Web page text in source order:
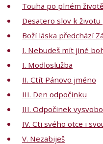
Touha po plném životě
Desatero slov k
Boží láska předchází
I. Nebudeš mít jiné
I. Modloslužba
II. Ctít Pánovo jméno
III. Den odpočinku
III. Odpočinek
IV. Cti svého otce i
V. Nezabiješ